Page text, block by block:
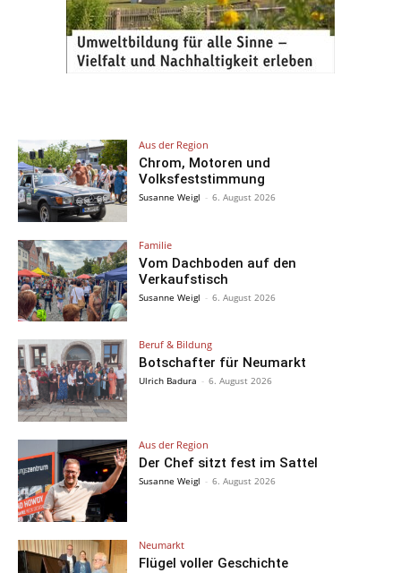
Aus der Region
Chrom, Motoren und
Volksfeststimmung
Susanne Weigl - 6. August 2026
Familie
Vom Dachboden auf den
Verkaufstisch
Susanne Weigl - 6. August 2026
Beruf & Bildung
Botschafter für Neumarkt
Ulrich Badura - 6. August 2026
Aus der Region
Der Chef sitzt fest im Sattel
Susanne Weigl - 6. August 2026
Neumarkt
Flügel voller Geschichte